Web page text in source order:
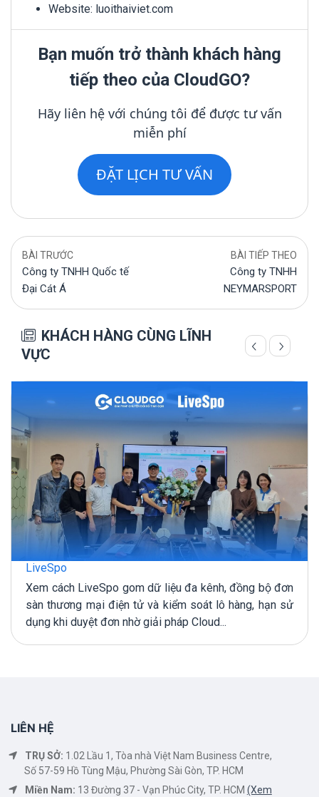
Website: luoithaiviet.com
Bạn muốn trở thành khách hàng
tiếp theo của CloudGO?
Hãy liên hệ với chúng tôi để được tư vấn
miễn phí
ĐẶT LỊCH TƯ VẤN
BÀI TRƯỚC
Công ty TNHH Quốc tế
Đại Cát Á
BÀI TIẾP THEO
Công ty TNHH
NEYMARSPORT
KHÁCH HÀNG CÙNG LĨNH
VỰC
LiveSpo
Xem cách LiveSpo gom dữ liệu đa kênh, đồng bộ đơn
sàn thương mại điện tử và kiểm soát lô hàng, hạn sử
dụng khi duyệt đơn nhờ giải pháp Cloud...
LIÊN HỆ
TRỤ SỞ: 1.02 Lầu 1, Tòa nhà Việt Nam Business Centre,
Số 57-59 Hồ Tùng Mậu, Phường Sài Gòn, TP. HCM
Miền Nam: 13 Đường 37 - Vạn Phúc City, TP. HCM (Xem